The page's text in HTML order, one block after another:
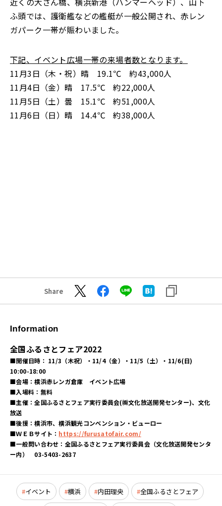
ふ頭では、護衛艦などの艦艇が一般公開され、赤レン
ガパーク一帯が賑わいました。
下記、イベント広場一帯の来場者数となります。
11月3日（木・祝）晴 19.1℃ 約43,000人
11月4日（金）晴 17.5℃ 約22,000人
11月5日（土）曇 15.1℃ 約51,000人
11月6日（日）晴 14.4℃ 約38,000人
Share
Information
全国ふるさとフェア2022
■開催日時： 11/3（木祝）・11/4（金）・11/5（土）・11/6(日)
10:00-18:00
■会場：横浜赤レンガ倉庫 イベント広場
■入場料：無料
■主催：全国ふるさとフェア実行委員会(㈱文化放送開発センター)、文化
放送
■後援：横浜市、横浜観光コンベンション・ビューロー
■ＷＥＢサイト： https://furusatofair.com/
■一般問い合わせ：全国ふるさとフェア実行委員会（文化放送開発センタ
ー内） 03-5403-2637
イベント 横浜 内田理央 全国ふるさとフェア